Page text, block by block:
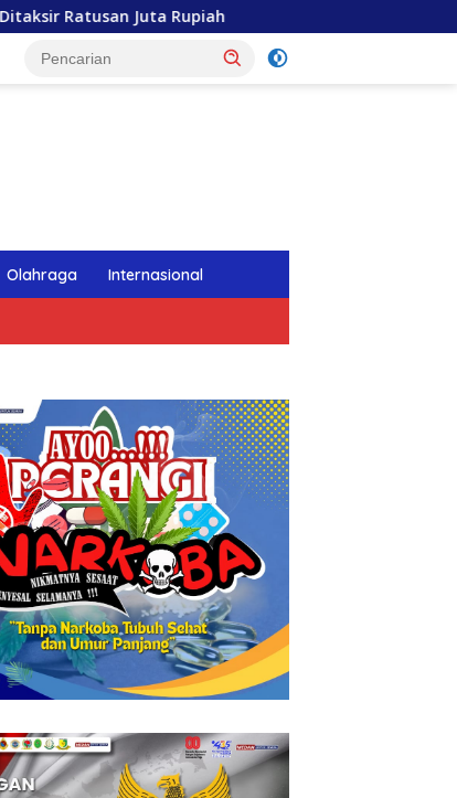
Gubernur Bobby Nasution Siapkan RSUD dr
Olahraga Internasional